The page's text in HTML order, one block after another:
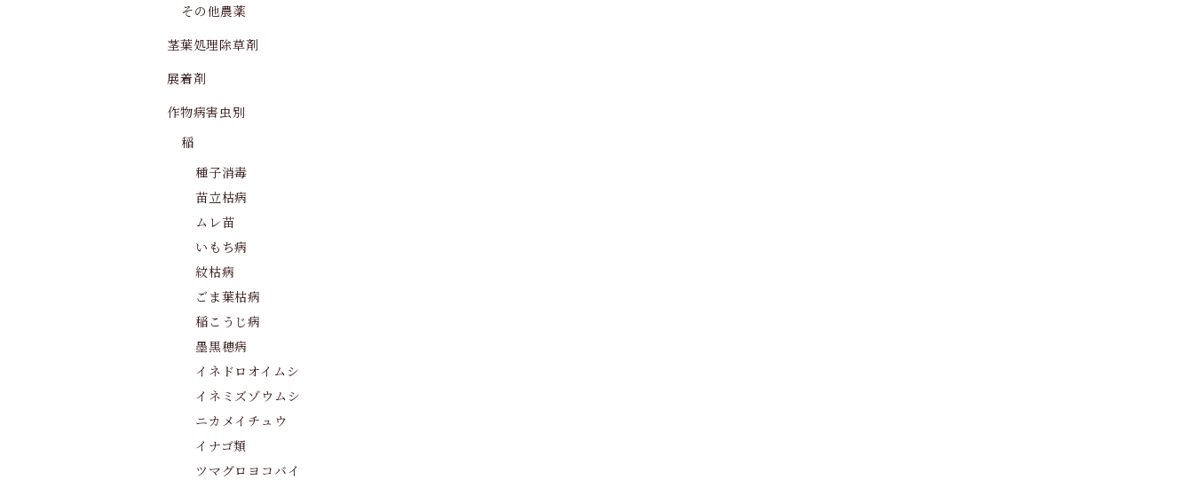
その他農薬
茎葉処理除草剤
展着剤
作物病害虫別
稲
種子消毒
苗立枯病
ムレ苗
いもち病
紋枯病
ごま葉枯病
稲こうじ病
墨黒穂病
イネドロオイムシ
イネミズゾウムシ
ニカメイチュウ
イナゴ類
ツマグロヨコバイ